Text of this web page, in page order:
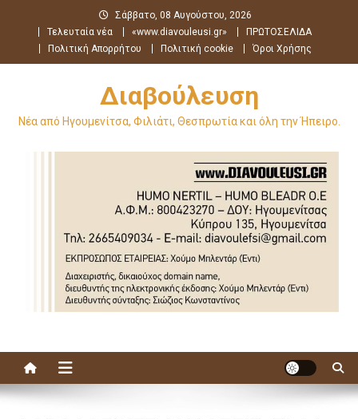
περιεχόμενο
Σάββατο, 08 Αυγούστου, 2026
Τελευταία νέα
«www.diavouleusi.gr»
ΠΡΩΤΟΣΕΛΙΔΑ
Πολιτική Απορρήτου
Πολιτική cookie Όροι Χρήσης
Διαβούλευση
Νέα από Ηγουμενίτσα, Φιλιάτι, Θεσπρωτία και όλη την Ήπειρο.